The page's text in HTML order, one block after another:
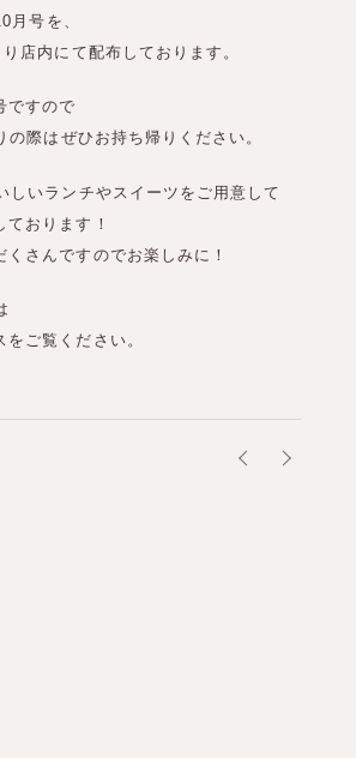
月号を、
店内にて配布しております。
ですので
の際はぜひお持ち帰りください。
しいランチやスイーツをご用意して
ております！
くさんですのでお楽しみに！
ご覧ください。